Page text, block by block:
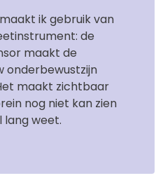
ik gebruik van
de
maakt de
onderbewustzijn
maakt zichtbaar
nog niet kan zien
lang weet.